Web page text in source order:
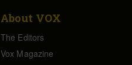
About VOX
The Editors
Vox Magazine